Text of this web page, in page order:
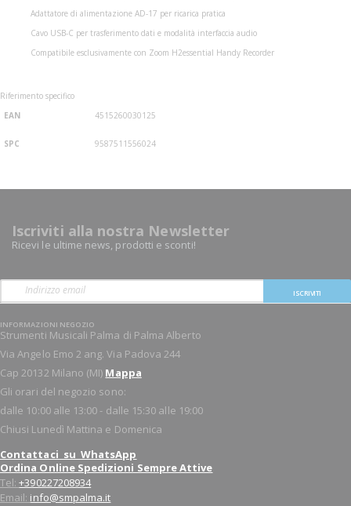
Adattatore di alimentazione AD-17 per ricarica pratica
Cavo USB-C per trasferimento dati e modalità interfaccia audio
Compatibile esclusivamente con Zoom H2essential Handy Recorder
Riferimento specifico
EAN
4515260030125
SPC 9587511556024
Iscriviti alla nostra Newsletter
Ricevi le ultime news, prodotti e sconti!
ISCRIVITI
INFORMAZIONI NEGOZIO
Strumenti Musicali Palma di Palma Alberto
Via Angelo Emo 2 ang. Via Padova 244
Cap 20132 Milano (MI) Mappa
Gli orari del negozio sono:
dalle 10:00 alle 13:00 - dalle 15:30 alle 19:00
Chiusi Lunedì Mattina e Domenica
Contattaci su WhatsApp
Ordina Online Spedizioni Sempre Attive
Tel:+390227208934
Email: info@smpalma.it